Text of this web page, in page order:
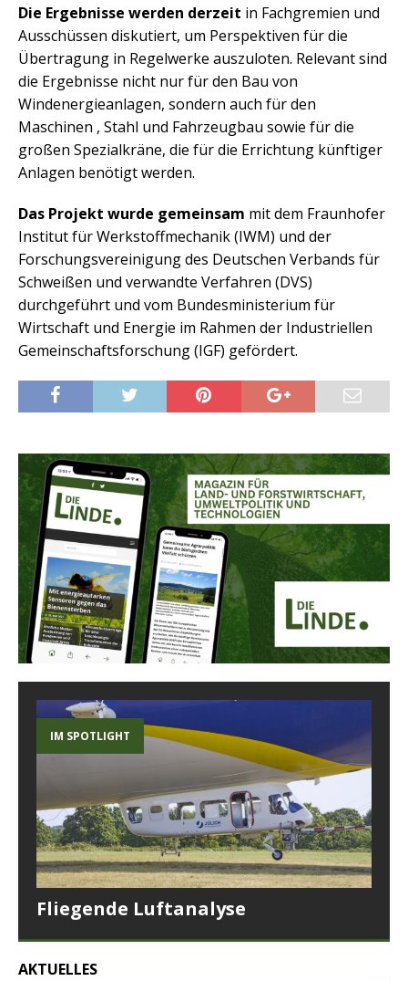
Die Ergebnisse werden derzeit in Fachgremien und
Ausschüssen diskutiert, um Perspektiven für die
Übertragung in Regelwerke auszuloten. Relevant sind
die Ergebnisse nicht nur für den Bau von
Windenergieanlagen, sondern auch für den
Maschinen , Stahl und Fahrzeugbau sowie für die
großen Spezialkräne, die für die Errichtung künftiger
Anlagen benötigt werden.
Das Projekt wurde gemeinsam mit dem Fraunhofer
Institut für Werkstoffmechanik (IWM) und der
Forschungsvereinigung des Deutschen Verbands für
Schweißen und verwandte Verfahren (DVS)
durchgeführt und vom Bundesministerium für
Wirtschaft und Energie im Rahmen der Industriellen
Gemeinschaftsforschung (IGF) gefördert.
IM SPOTLIGHT
Fliegende Luftanalyse
AKTUELLES